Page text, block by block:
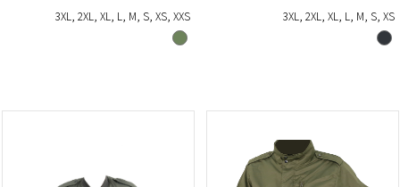
3XL, 2XL, XL, L, M, S, XS
3XL, 2XL, XL, L, M, S, XS, XXS